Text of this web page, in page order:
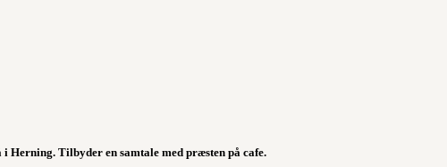
Herning. Tilbyder en samtale med præsten på cafe.